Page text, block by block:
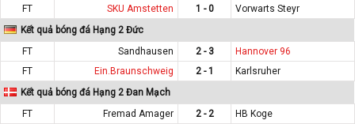
FT
SKU Amstetten 1 - 0
Vorwarts Steyr
Kết quả bóng đá Hạng 2 Đức
FT
Sandhausen 2 - 3
Hannover 96
FT
Ein.Braunschweig 2 - 1
Karlsruher
Kết quả bóng đá Hạng 2 Đan Mạch
FT
Fremad Amager 2 - 2
HB Koge